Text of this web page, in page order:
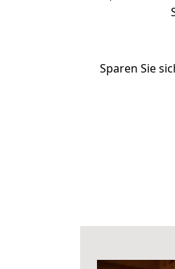
Sparen Sie